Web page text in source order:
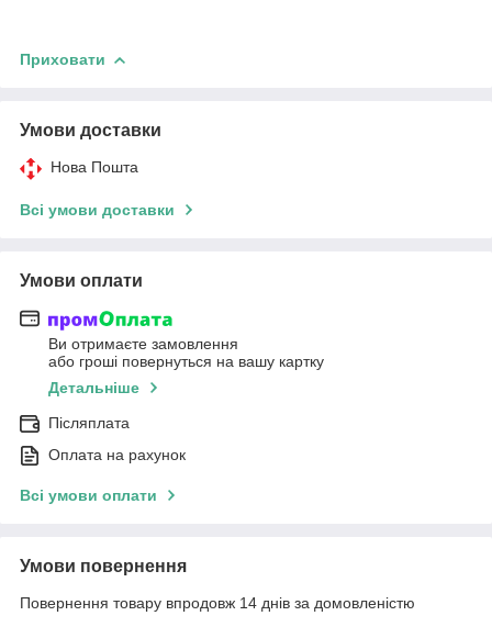
Приховати
Умови доставки
Нова Пошта
Всі умови доставки
Умови оплати
Ви отримаєте замовлення
або гроші повернуться на вашу картку
Детальніше
Післяплата
Оплата на рахунок
Всі умови оплати
Умови повернення
Повернення товару впродовж 14 днів за домовленістю